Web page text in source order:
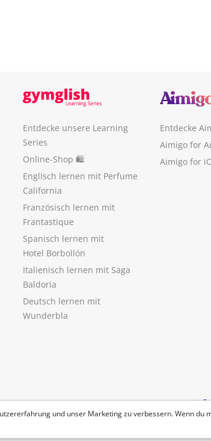
und unser Marketing zu verbessern. Wenn du
Entdecke unsere Learning
Series
Online-Shop 🛍
Englisch lernen mit Perfume
California
Französisch lernen mit
Frantastique
Spanisch lernen mit
Hotel Borbollón
Italienisch lernen mit Saga
Baldoria
Deutsch lernen mit
Wunderbla
Entdecke
Aimigo for
Aimigo for